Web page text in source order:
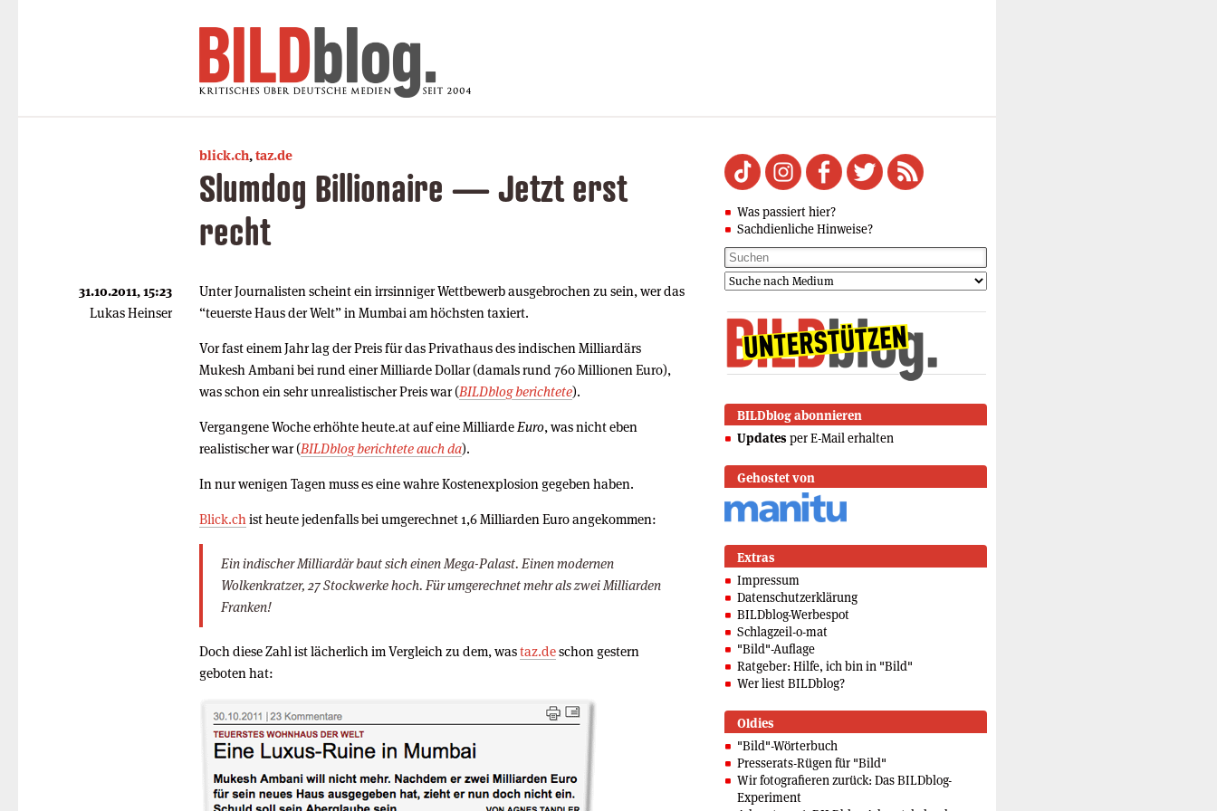
blick.ch,taz.de
Slumdog Billionaire — Jetzt erst
recht
Unter Journalisten scheint ein irrsinniger Wettbewerb ausgebrochen zu sein, wer das
“teuerste Haus der Welt” in Mumbai am höchsten taxiert.
Vor fast einem Jahr lag der Preis für das Privathaus des indischen Milliardärs
Mukesh Ambani bei rund einer Milliarde Dollar (damals rund 760 Millionen Euro),
was schon ein sehr unrealistischer Preis war (BILDblog berichtete).
Vergangene Woche erhöhte heute.at auf eine Milliarde Euro, was nicht eben
realistischer war (BILDblog berichtete auch da).
In nur wenigen Tagen muss es eine wahre Kostenexplosion gegeben haben.
Blick.ch ist heute jedenfalls bei umgerechnet 1,6 Milliarden Euro angekommen:
Ein indischer Milliardär baut sich einen Mega-Palast. Einen modernen
Wolkenkratzer, 27 Stockwerke hoch. Für umgerechnet mehr als zwei Milliarden
Franken!
Doch diese Zahl ist lächerlich im Vergleich zu dem, wastaz.deschon gestern
geboten hat:
31.10.2011, 15:23
Lukas Heinser
Was passiert hier?
Sachdienliche Hinweise?
BILDblog abonnieren
Updates per E-Mail erhalten
Gehostet von
Extras
Impressum
Datenschutzerklärung
BILDblog-Werbespot
Schlagzeil-o-mat
"Bild"-Auflage
Ratgeber: Hilfe, ich bin in "Bild"
Wer liest BILDblog?
Oldies
"Bild"-Wörterbuch
Presserats-Rügen für "Bild"
Wir fotografieren zurück: Das BILDblog-
Experiment